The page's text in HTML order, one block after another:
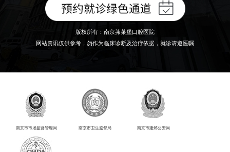
版权所有：南京茀莱堡口腔医院
网站资讯仅供参考，勿作为临床诊断及治疗依据，就诊请遵医嘱
南京市市场监督管理局 南京市卫生监督局 南京市建邺公安局